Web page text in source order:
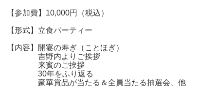
【参加費】10,000円（税込）
【形式】立食パーティー
【内容】開宴の寿ぎ（ことほぎ）
吉野内よりご挨拶
来賓のご挨拶
30年をふり返る
豪華賞品が当たる＆全員当たる抽選会、他